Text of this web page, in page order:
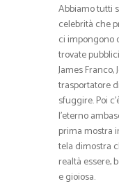
Abbiamo tutti
celebrità che
ci impongono
trovate
James
trasportatore
sfuggire. Poi
l’eterno
prima mostra
tela dimostra
realtà essere,
e gioiosa.